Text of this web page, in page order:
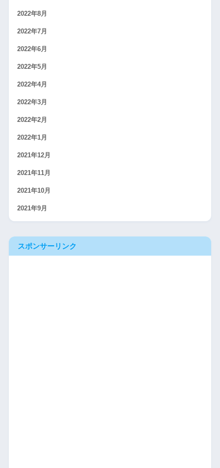
2022年8月
2022年7月
2022年6月
2022年5月
2022年4月
2022年3月
2022年2月
2022年1月
2021年12月
2021年11月
2021年10月
2021年9月
スポンサーリンク